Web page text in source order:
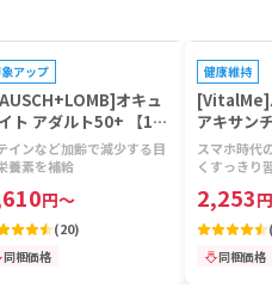
アップ
オキュ
ト アダルト50+ 【1箱
ニソフトジェル】
インなど加齢で減少する目
養素を補給
円～
(20)
同梱価格
健康維持
[VitalMe]
アキサン
【1本120
スマホ時代
くすっきり
2,253円
同梱価格